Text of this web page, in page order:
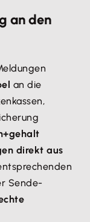
an den
an die
direkt aus
Sende-